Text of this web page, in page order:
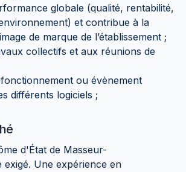
globale (qualité, rentabilité,
et contribue à la
de marque de l’établissement ;
collectifs et aux réunions de
ou évènement
différents logiciels ;
d'État de Masseur-
exigé. Une expérience en